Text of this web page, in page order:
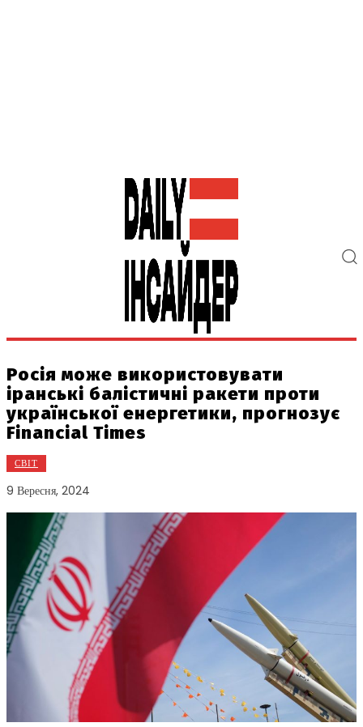
Росія може використовувати
іранські балістичні ракети проти
української енергетики, прогнозує
Financial Times
СВІТ
9 Вересня, 2024